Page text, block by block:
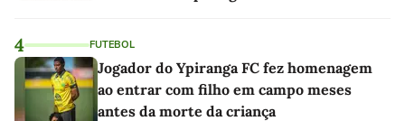
4 FUTEBOL
Jogador do Ypiranga FC fez homenagem
ao entrar com filho em campo meses
antes da morte da criança